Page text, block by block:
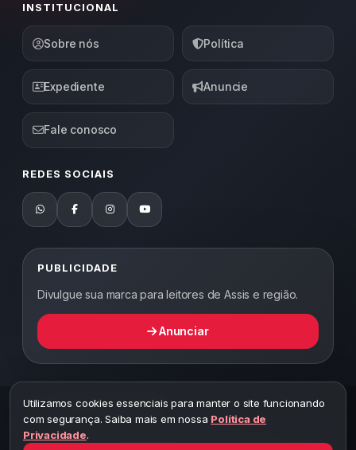
INSTITUCIONAL
Sobre nós Política
Expediente Anuncie
Fale conosco
REDES SOCIAIS
PUBLICIDADE
Divulgue sua marca para leitores de Assis e região.
Anunciar
2026 ©Abordagem Notícias— Todos os direitos reservados —
Desenvolvido por WEB5.
A cópia total ou parcial desta página implicará ao autor sob pena de
Utilizamos cookies essenciais para manter o site funcionando
com segurança. Saiba mais em nossa Política de
Privacidade.